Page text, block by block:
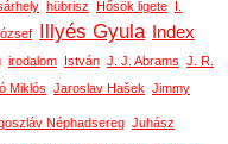
hübrisz Hősök ligete
Illyés Gyula Index
irodalom István J. J. Abrams J. R.
Miklós Jaroslav Hašek Jimmy
Néphadsereg Juhász